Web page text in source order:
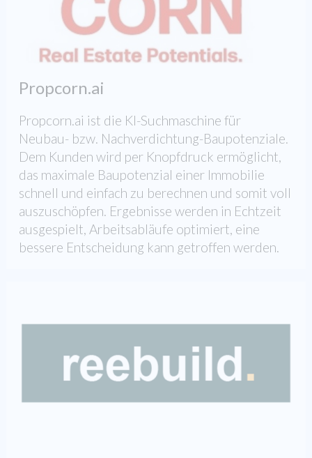
Propcorn.ai
Propcorn.ai ist die KI-Suchmaschine für
Neubau- bzw. Nachverdichtung-Baupotenziale.
Dem Kunden wird per Knopfdruck ermöglicht,
das maximale Baupotenzial einer Immobilie
schnell und einfach zu berechnen und somit voll
auszuschöpfen. Ergebnisse werden in Echtzeit
ausgespielt, Arbeitsabläufe optimiert, eine
bessere Entscheidung kann getroffen werden.